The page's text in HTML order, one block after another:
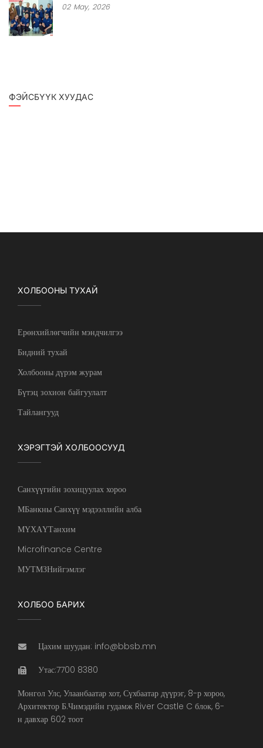
02 May, 2026
ФЭЙСБҮҮК ХУУДАС
ХОЛБООНЫ ТУХАЙ
Ерөнхийлөгчийн мэндчилгээ
Бидний тухай
Холбооны дүрэм журам
Бүтэц зохион байгуулалт
Тайлангууд
ХЭРЭГТЭЙ ХОЛБООСУУД
Санхүүгийн зохицуулах хороо
МБанкны Санхүү мэдээллийн алба
МҮХАҮТанхим
Microfinance Centre
МУТМЗНийгэмлэг
ХОЛБОО БАРИХ
Цахим шуудан: info@bbsb.mn
Утас:7700 8380
Монгол Улс, Улаанбаатар хот, Сүхбаатар дүүрэг, 8-р хороо,
Архитектор Б.Чимэдийн гудамж River Castle C блок, 6-
н давхар 602 тоот